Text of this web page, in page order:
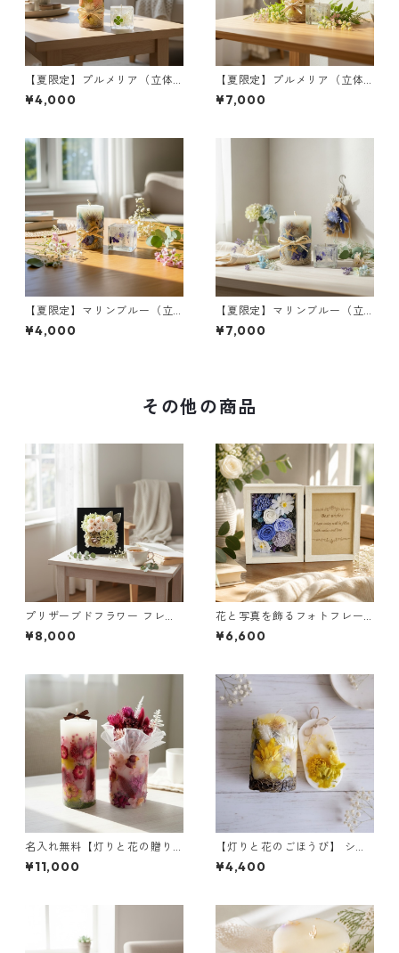
【夏限定】プルメリア（立体
仕上げ）｜ボタニカルキャン
ドルS＆ミニジェルキャンドル
¥4,000
【夏限定】プルメリア（立体
仕上げ）｜ボタニカルキャン
ドルML＆ミニジェルキャンド
¥7,000
【夏限定】マリンブルー（立
体仕上げ）｜ボタニカルキャ
ンドルS＆ミニジェルキャンド
¥4,000
【夏限定】マリンブルー（立
体仕上げ）｜ボタニカルキャ
ンドルML＆ミニジェルキャン
¥7,000
その他の商品
プリザーブドフラワー フレー
ム（ブラック）｜インテリア
ギフトに
¥8,000
花と写真を飾るフォトフレー
ム（ブルー）｜お祝いギフト
に
¥6,600
名入れ無料【灯りと花の贈り
もの】 ローズ ｜ボタニカルキ
ャンドルL＆キャンドルホルダ
¥11,000
【灯りと花のごほうび】 シャ
ンパン ｜ボタニカルキャンド
ルS＆サシェ
¥4,400